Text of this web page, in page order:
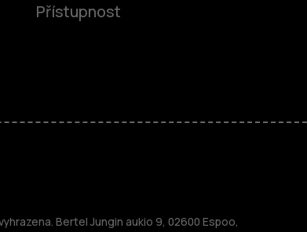
Přístupnost
Bertel Jungin aukio 9, 02600 Espoo,